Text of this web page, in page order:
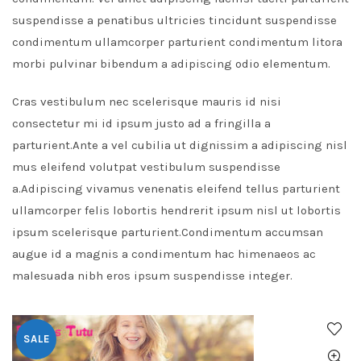
suspendisse a penatibus ultricies tincidunt suspendisse
condimentum ullamcorper parturient condimentum litora
morbi pulvinar bibendum a adipiscing odio elementum.
Cras vestibulum nec scelerisque mauris id nisi
consectetur mi id ipsum justo ad a fringilla a
parturient.Ante a vel cubilia ut dignissim a adipiscing nisl
mus eleifend volutpat vestibulum suspendisse
a.Adipiscing vivamus venenatis eleifend tellus parturient
ullamcorper felis lobortis hendrerit ipsum nisl ut lobortis
ipsum scelerisque parturient.Condimentum accumsan
augue id a magnis a condimentum hac himenaeos ac
malesuada nibh eros ipsum suspendisse integer.
SALE